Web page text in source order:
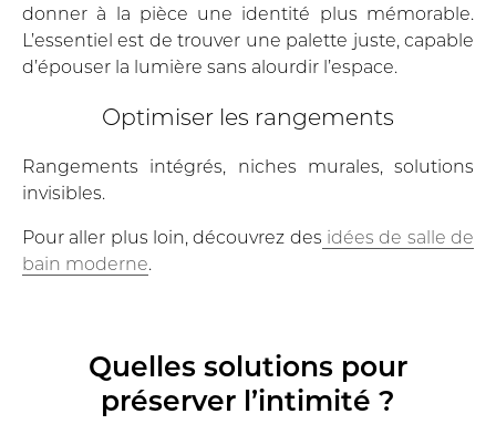
donner à la pièce une identité plus mémorable.
L’essentiel est de trouver une palette juste, capable
d’épouser la lumière sans alourdir l’espace.
Optimiser les rangements
Rangements intégrés, niches murales, solutions
invisibles.
Pour aller plus loin, découvrez des idées de salle de
bain moderne.
Quelles solutions pour
préserver l’intimité ?